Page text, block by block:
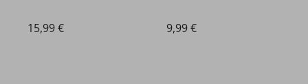
15,99 € 9,99 €